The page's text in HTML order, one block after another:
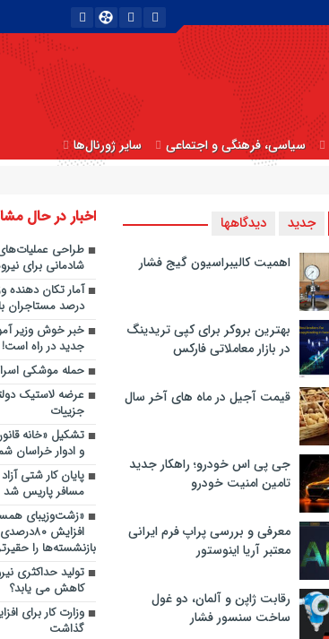
سیاسی، فرهنگی و اجتماعی سایر ژورنال‌ها
جدید دیدگاهها
اهمیت کالیبراسیون گیج فشار
بهترین بروکر برای کپی‌ تریدینگ
در بازار معاملاتی فارکس
قیمت آجیل در ماه های آخر سال
جی پی اس خودرو؛ راهکار جدید
تامین امنیت خودرو
معرفی و بررسی پراپ فرم ایرانی
معتبر آریا اینوستور
رقابت ژاپن و آلمان، دو غول
ساخت سنسور فشار
اخبار در حال
طراحی
شادمانی برای
درصد مستاجران
خبر خوش وزیر
جدید در راه
حمله موشکی
عرضه لاستیک
جزییات
تشکیل «خانه
و ادوار خراسان
پایان کار شتی
مسافر پاریس شد
«زشت‌وزیبای
افزایش
بازنشسته‌ها را
تولید حداکثری
کاهش می یابد؟
وزارت کار برای
گذاشت